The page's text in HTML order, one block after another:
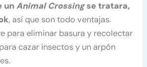
unAnimal Crossingse tratara,
, así que son todo ventajas.
para eliminar basura y recolectar
cazar insectos y un arpón